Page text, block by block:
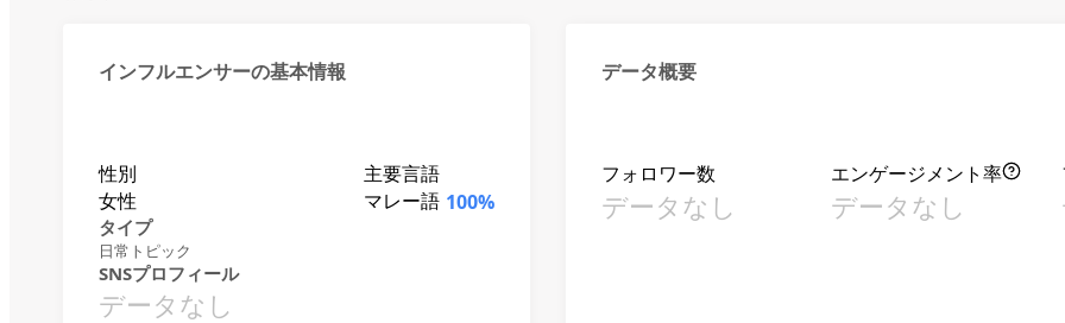
インフルエンサーの基本情報
性別
女性
主要言語
マレー語 100%
タイプ
日常トピック
SNSプロフィール
データなし
データ概要
フォロワー数
データなし
エンゲージメント率
データなし